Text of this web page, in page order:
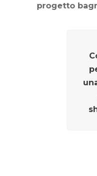
progetto